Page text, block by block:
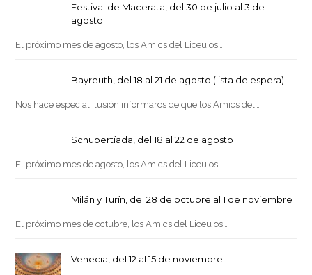
Festival de Macerata, del 30 de julio al 3 de
agosto
El próximo mes de agosto, los Amics del Liceu os…
Bayreuth, del 18 al 21 de agosto (lista de espera)
Nos hace especial ilusión informaros de que los Amics del…
Schubertíada, del 18 al 22 de agosto
El próximo mes de agosto, los Amics del Liceu os…
Milán y Turín, del 28 de octubre al 1 de noviembre
El próximo mes de octubre, los Amics del Liceu os…
Venecia, del 12 al 15 de noviembre